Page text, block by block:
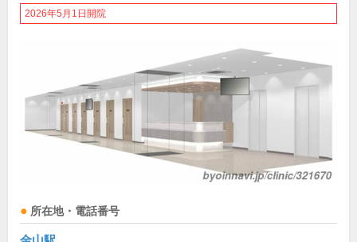
2026年5月1日開院
所在地・電話番号